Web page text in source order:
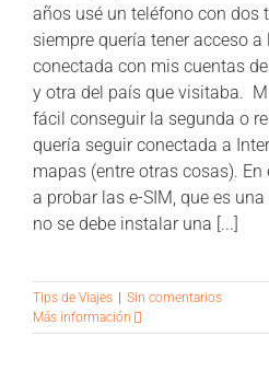
EXPERIENCIAS
BLOG DE VIAJES
CONTÁCTANOS
años usé un teléfono con dos
siempre quería tener acceso
conectada con mis cuentas
y otra del país que visitaba.
fácil conseguir la segunda o
quería seguir conectada a
mapas (entre otras cosas).
a probar las e-SIM, que es
no se debe instalar una [...]
Tips de Viajes
Sin comentarios
Más información